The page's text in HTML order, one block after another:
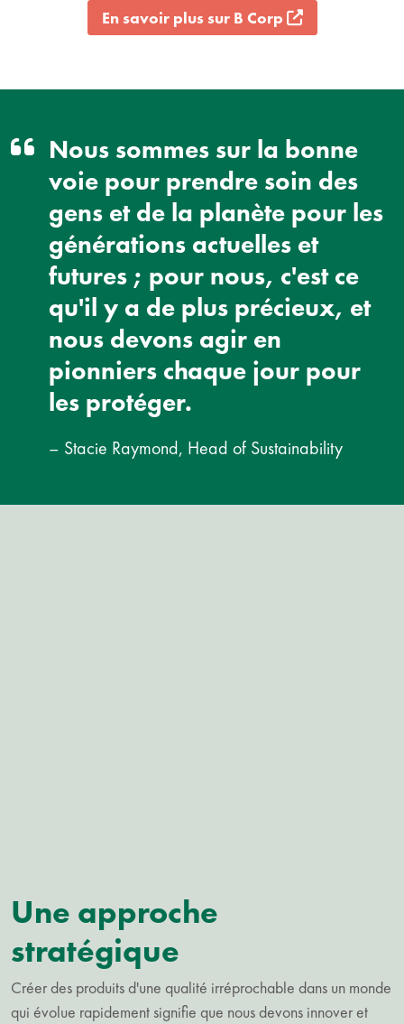
En savoir plus sur B Corp
Nous sommes sur la bonne
voie pour prendre soin des
gens et de la planète pour les
générations actuelles et
futures ; pour nous, c'est ce
qu'il y a de plus précieux, et
nous devons agir en
pionniers chaque jour pour
les protéger.
– Stacie Raymond, Head of Sustainability
Une approche
stratégique
Créer des produits d'une qualité irréprochable dans un monde
qui évolue rapidement signifie que nous devons innover et